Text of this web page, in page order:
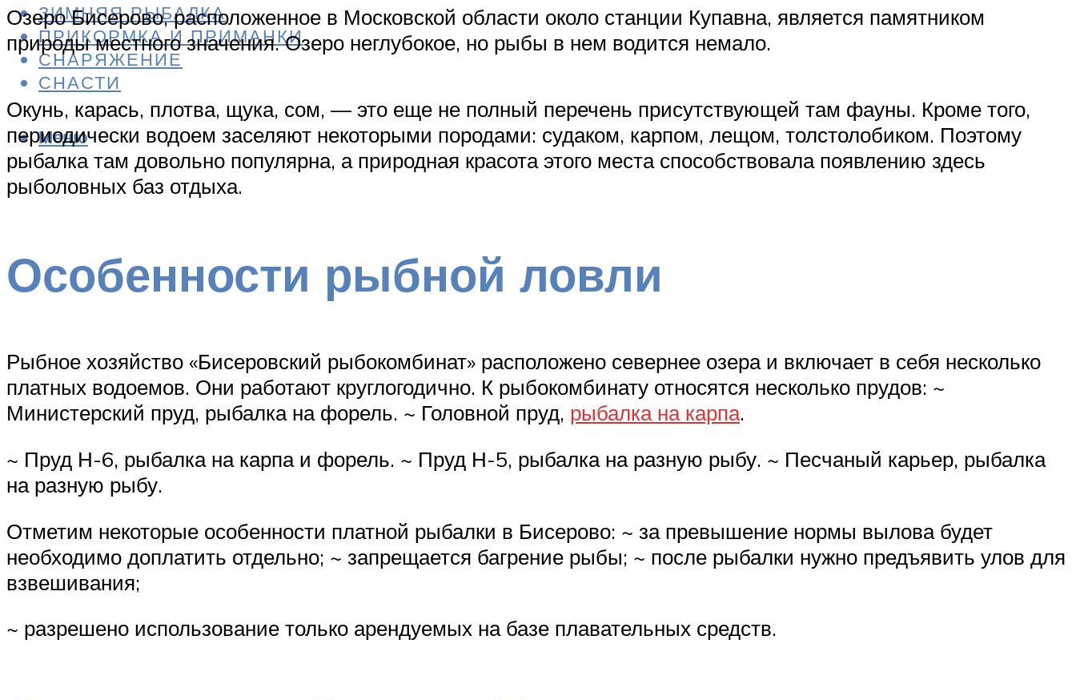
ЗИМНЯЯ РЫБАЛКА
ПРИКОРМКА И ПРИМАНКИ
СНАРЯЖЕНИЕ
СНАСТИ
Меню
Озеро Бисерово, расположенное в Московской области около станции Купавна, является памятником
природы местного значения. Озеро неглубокое, но рыбы в нем водится немало.
Окунь, карась, плотва, щука, сом, — это еще не полный перечень присутствующей там фауны. Кроме того,
периодически водоем заселяют некоторыми породами: судаком, карпом, лещом, толстолобиком. Поэтому
рыбалка там довольно популярна, а природная красота этого места способствовала появлению здесь
рыболовных баз отдыха.
Особенности рыбной ловли
Рыбное хозяйство «Бисеровский рыбокомбинат» расположено севернее озера и включает в себя несколько
платных водоемов. Они работают круглогодично. К рыбокомбинату относятся несколько прудов: ~
Министерский пруд, рыбалка на форель. ~ Головной пруд, рыбалка на карпа.
~ Пруд Н-6, рыбалка на карпа и форель. ~ Пруд Н-5, рыбалка на разную рыбу. ~ Песчаный карьер, рыбалка
на разную рыбу.
Отметим некоторые особенности платной рыбалки в Бисерово: ~ за превышение нормы вылова будет
необходимо доплатить отдельно; ~ запрещается багрение рыбы; ~ после рыбалки нужно предъявить улов для
взвешивания;
~ разрешено использование только арендуемых на базе плавательных средств.